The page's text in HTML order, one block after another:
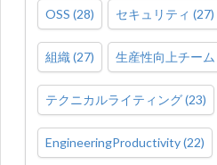
OSS (28) セキュリティ (27)
組織(27) 生産性向上チーム
テクニカルライティング(23)
EngineeringProductivity(22)